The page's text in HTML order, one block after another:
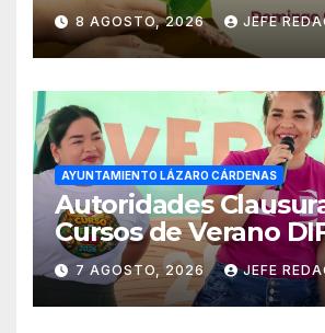
Reforestación
8 AGOSTO, 2026 JEFE
AYUNTAMIENTO LÁZARO CÁRDENAS
Autoridades
Cursos de Verano
Seguridad Pública y
Cultura 2026
7 AGOSTO, 2026 JEFE